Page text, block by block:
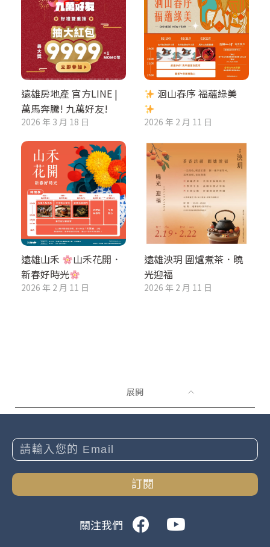
遠雄房地產 官方LINE |
萬馬奔騰! 九萬好友!
2026 年 3 月 18 日
洄山春序 福蘊綠美
2026 年 2 月 11 日
遠雄山禾
山禾花開．
新春好時光
2026 年 2 月 11 日
遠雄泱玥 圍爐煮茶．曉
光迎福
2026 年 2 月 11 日
展開
關注我們
訂閱